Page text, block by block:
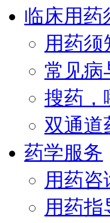
临床用药
用药须
常见病
搜药，
双通道
药学服务
用药咨
用药指